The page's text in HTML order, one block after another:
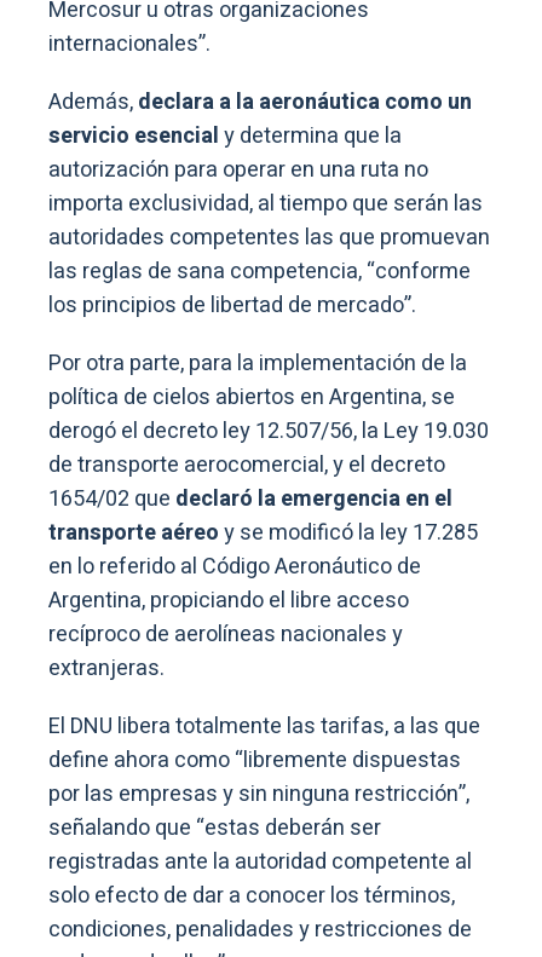
Mercosur u otras organizaciones
internacionales”.
Además,declara a la aeronáutica como un
servicio esencialy determina que la
autorización para operar en una ruta no
importa exclusividad, al tiempo que serán las
autoridades competentes las que promuevan
las reglas de sana competencia, “conforme
los principios de libertad de mercado”.
Por otra parte, para la implementación de la
política de cielos abiertos en Argentina, se
derogó el decreto ley 12.507/56, la Ley 19.030
de transporte aerocomercial, y el decreto
1654/02 que declaró la emergencia en el
transporte aéreoy se modificó la ley 17.285
en lo referido al Código Aeronáutico de
Argentina, propiciando el libre acceso
recíproco de aerolíneas nacionales y
extranjeras.
El DNU libera totalmente las tarifas, a las que
define ahora como “libremente dispuestas
por las empresas y sin ninguna restricción”,
señalando que “estas deberán ser
registradas ante la autoridad competente al
solo efecto de dar a conocer los términos,
condiciones, penalidades y restricciones de